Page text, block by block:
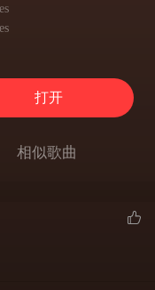
me
吗？
打开
相似歌曲